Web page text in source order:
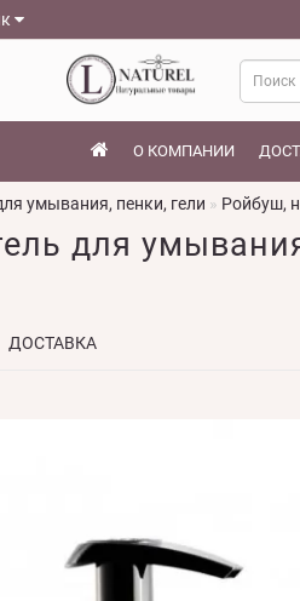
О КОМПАНИИ
умывания, пенки, гели Ройбуш,
для
ДОСТАВКА